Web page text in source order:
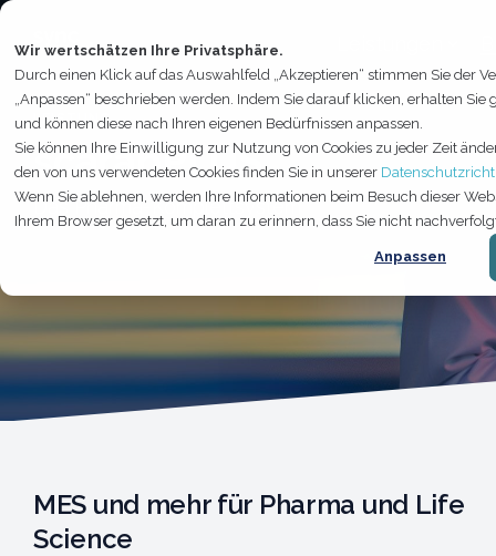
Wir wertschätzen Ihre Privatsphäre.
Durch einen Klick auf das Auswahlfeld „Akzeptieren“ stimmen Sie der
„Anpassen“ beschrieben werden. Indem Sie darauf klicken, erhalten
und können diese nach Ihren eigenen Bedürfnissen anpassen.
Sie können Ihre Einwilligung zur Nutzung von Cookies zu jeder Zeit
den von uns verwendeten Cookies finden Sie in unserer
Wenn Sie ablehnen, werden Ihre Informationen beim Besuch dieser
Ihrem Browser gesetzt, um daran zu erinnern, dass Sie nicht
Anpassen
Skip
the
main
content.
LEISTUNG
scarabPLUS
Das Pharma-Komplettsystem
MES und mehr für Pharma und Life
Science